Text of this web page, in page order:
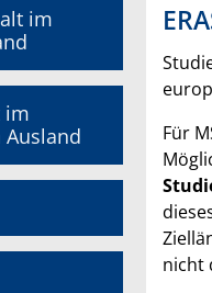
im
im
Für
nicht